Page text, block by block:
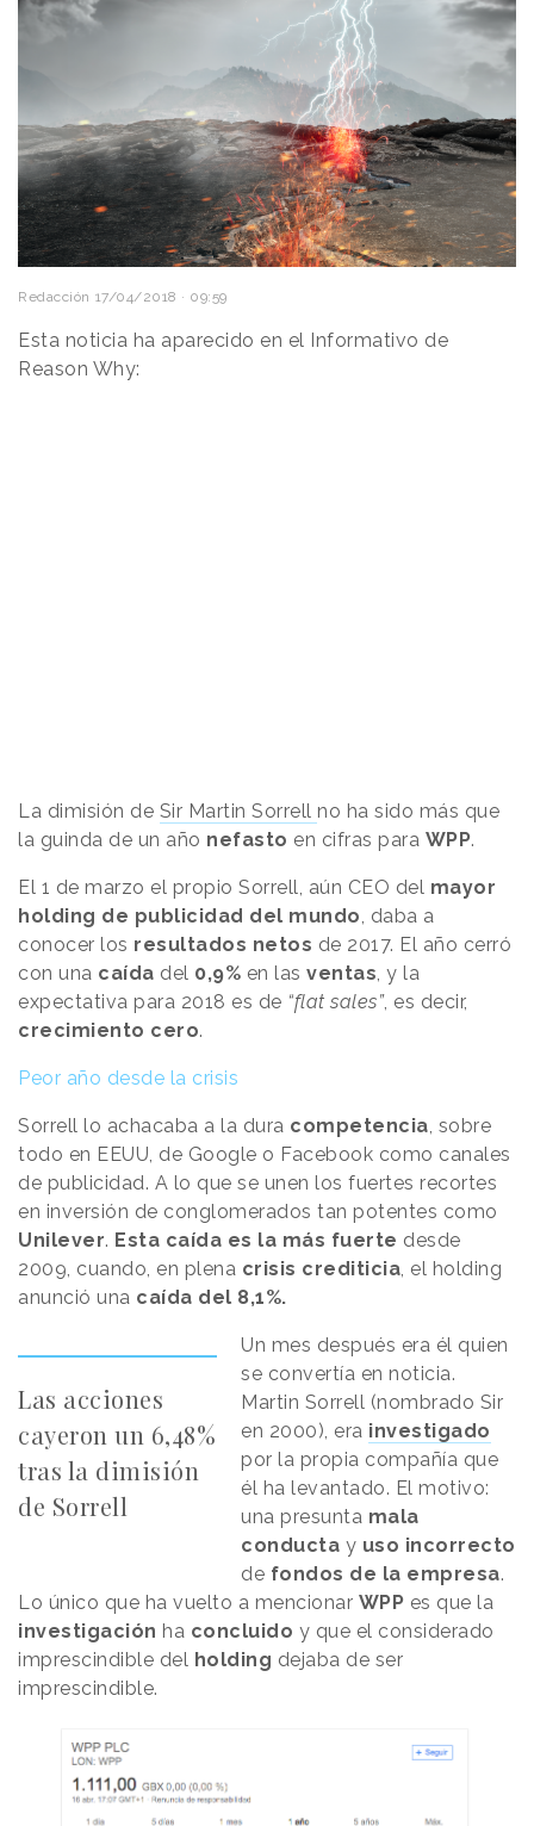
Redacción 17/04/2018 · 09:59
Esta noticia ha aparecido en el Informativo de
Reason Why:
La dimisión de Sir Martin Sorrell no ha sido más que
la guinda de un año nefasto en cifras para WPP.
El 1 de marzo el propio Sorrell, aún CEO del mayor
holding de publicidad del mundo, daba a
conocer los resultados netos de 2017. El año cerró
con una caída del 0,9% en las ventas, y la
expectativa para 2018 es de “flat sales”, es decir,
crecimiento cero.
Peor año desde la crisis
Sorrell lo achacaba a la dura competencia, sobre
todo en EEUU, de Google o Facebook como canales
de publicidad. A lo que se unen los fuertes recortes
en inversión de conglomerados tan potentes como
Unilever. Esta caída es la más fuerte desde
2009, cuando, en plena crisis crediticia, el holding
anunció una caída del 8,1%.
Las acciones
cayeron un 6,48%
tras la dimisión
de Sorrell
Un mes después era él quien
se convertía en noticia.
Martin Sorrell (nombrado Sir
en 2000), era investigado
por la propia compañía que
él ha levantado. El motivo:
una presunta mala
conducta y uso incorrecto
de fondos de la empresa.
Lo único que ha vuelto a mencionar WPP es que la
investigación ha concluido y que el considerado
imprescindible del holding dejaba de ser
imprescindible.